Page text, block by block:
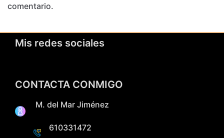
comentario.
Mis redes sociales
CONTACTA CONMIGO
M. del Mar Jiménez
610331472